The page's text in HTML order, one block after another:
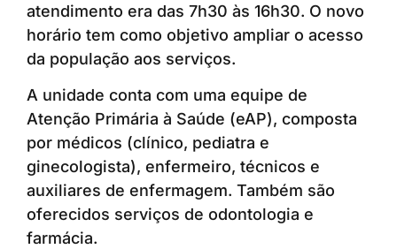
atendimento era das 7h30 às 16h30. O novo
horário tem como objetivo ampliar o acesso
da população aos serviços.
A unidade conta com uma equipe de
Atenção Primária à Saúde (eAP), composta
por médicos (clínico, pediatra e
ginecologista), enfermeiro, técnicos e
auxiliares de enfermagem. Também são
oferecidos serviços de odontologia e
farmácia.